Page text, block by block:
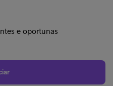
e oportunas